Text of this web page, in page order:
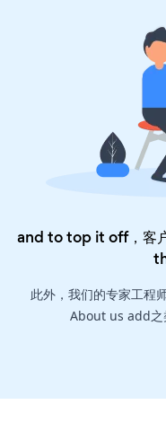
and to top it off，客
此外，我们的专家工程
About us add之